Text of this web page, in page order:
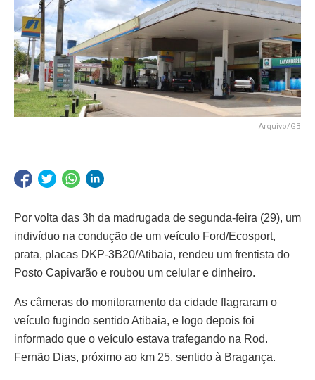
Arquivo/GB
Por volta das 3h da madrugada de segunda-feira (29), um
indivíduo na condução de um veículo Ford/Ecosport,
prata, placas DKP-3B20/Atibaia, rendeu um frentista do
Posto Capivarão e roubou um celular e dinheiro.
As câmeras do monitoramento da cidade flagraram o
veículo fugindo sentido Atibaia, e logo depois foi
informado que o veículo estava trafegando na Rod.
Fernão Dias, próximo ao km 25, sentido à Bragança.